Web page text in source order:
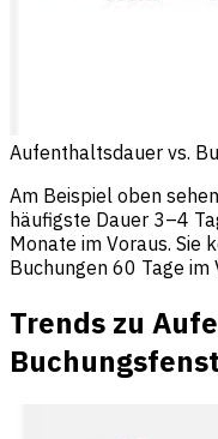
Aufenthaltsdauer vs.
Am Beispiel oben
häufigste Dauer 3–4
Monate im Voraus. Sie
Buchungen 60 Tage im
Trends zu